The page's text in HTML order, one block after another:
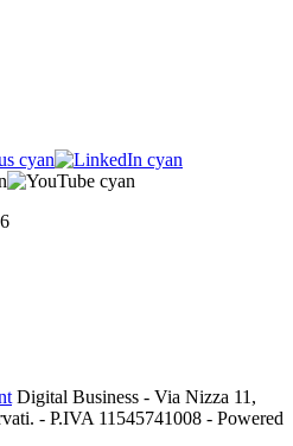
Digital Business - Via Nizza 11,
- P.IVA 11545741008 - Powered